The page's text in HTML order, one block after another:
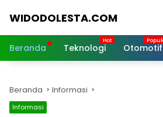
WIDODOLESTA.COM
dan
Terkini
Beranda Teknologi Otomotif
Beranda Informasi
Informasi